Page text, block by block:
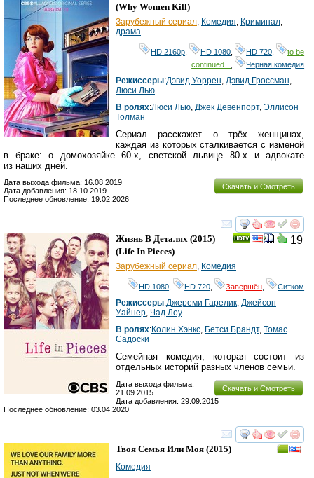
(Why Women Kill)
Зарубежный сериал Комедия Криминал
драма
HD 2160р HD 1080 HD 720
to be
continued...
Чёрная комедия
Режиссеры:Дэвид Уоррен Дэвид Гроссман
Люси Лью
В ролях:Люси Лью Джек Девенпорт, Эллисон
Толман
Сериал расскажет о трёх женщинах,
каждая из которых сталкивается с изменой
в браке: о домохозяйке 60-х, светской львице 80-х и адвокате
из наших дней.
Скачать и Смотреть
Дата выхода фильма: 16.08.2019
Дата добавления: 18.10.2019
Последнее обновление: 19.02.2026
смотреть
19
Жизнь В Деталях (2015)
(Life In Pieces)
Зарубежный сериал, Комедия
HD 1080 HD 720 Завершён Ситком
Режиссеры:Джереми Гарелик, Джейсон
Уайнер, Чад Лоу
В ролях:Колин Хэнкс, Бетси Брандт, Томас
Садоски
Семейная комедия, которая состоит из
отдельных историй разных членов семьи.
Скачать и Смотреть
Дата выхода фильма:
21.09.2015
Дата добавления: 29.09.2015
Последнее обновление: 03.04.2020
смотреть
Твоя Семья Или Моя (2015)
Комедия